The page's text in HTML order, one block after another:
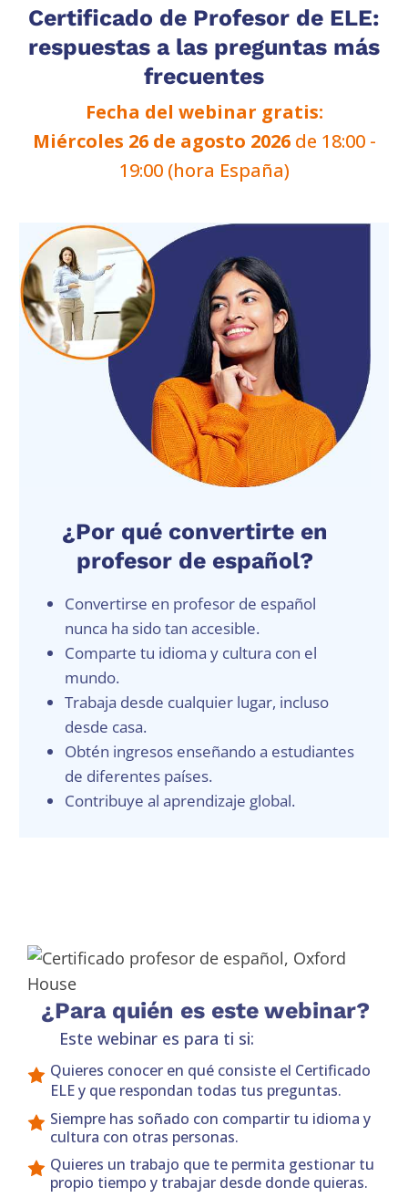
Certificado de Profesor de ELE:
respuestas a las preguntas más
frecuentes
Fecha del webinar gratis:
Miércoles 26 de agosto 2026de 18:00 -
19:00 (hora España)
¿Por qué convertirte en
profesor de español?
Convertirse en profesor de español
nunca ha sido tan accesible.
Comparte tu idioma y cultura con el
mundo.
Trabaja desde cualquier lugar, incluso
desde casa.
Obtén ingresos enseñando a estudiantes
de diferentes países.
Contribuye al aprendizaje global.
¿Para quién es este webinar?
Este webinar es para ti si:
Quieres conocer en qué consiste el Certificado
ELE y que respondan todas tus preguntas.
Siempre has soñado con compartir tu idioma y
cultura con otras personas.
Quieres un trabajo que te permita gestionar tu
propio tiempo y trabajar desde donde quieras.